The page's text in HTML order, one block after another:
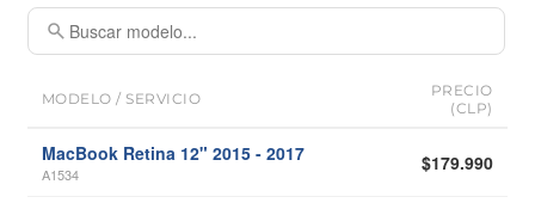
MODELO / SERVICIO
PRECIO
(CLP)
MacBook Retina 12" 2015 - 2017
A1534 $179.990